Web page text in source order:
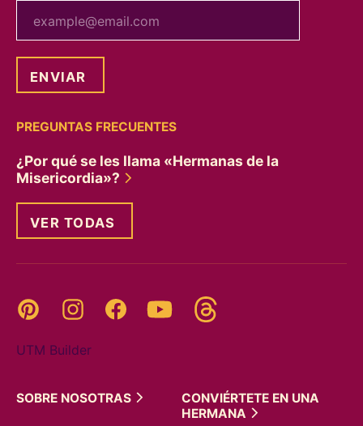
PREGUNTAS FRECUENTES
¿Por qué se les llama «Hermanas de la
Misericordia»?
VER TODAS
Pinterest InstagramFacebookYouTube
UTM Builder
SOBRE NOSOTRAS
CONVIÉRTETE EN UNA
HERMANA